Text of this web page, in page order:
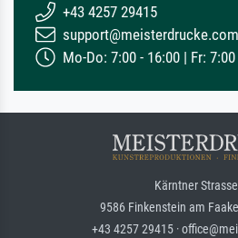
+43 4257 29415
support@meisterdrucke.com
Mo-Do: 7:00 - 16:00 | Fr:
Kärntner
9586 Finkenstein am
+43 4257 29415 ·